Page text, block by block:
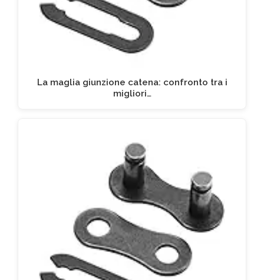
La maglia giunzione catena: confronto tra i
migliori…